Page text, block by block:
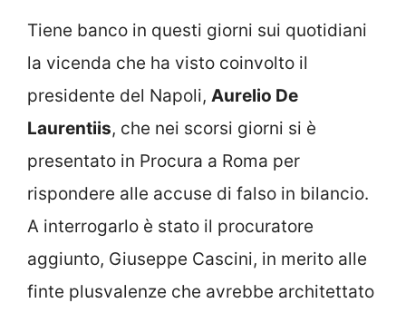
Tiene banco in questi giorni sui quotidiani
la vicenda che ha visto coinvolto il
presidente del Napoli, Aurelio De
Laurentiis, che nei scorsi giorni si è
presentato in Procura a Roma per
rispondere alle accuse di falso in bilancio.
A interrogarlo è stato il procuratore
aggiunto, Giuseppe Cascini, in merito alle
finte plusvalenze che avrebbe architettato